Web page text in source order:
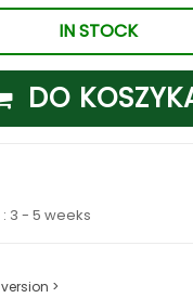
IN STOCK
DO
3 - 5 weeks
>